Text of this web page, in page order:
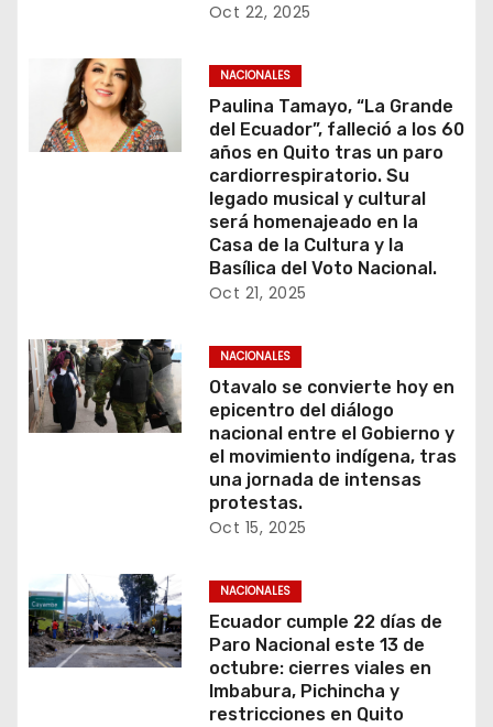
Oct 22, 2025
NACIONALES
Paulina Tamayo, “La Grande
del Ecuador”, falleció a los 60
años en Quito tras un paro
cardiorrespiratorio. Su
legado musical y cultural
será homenajeado en la
Casa de la Cultura y la
Basílica del Voto Nacional.
Oct 21, 2025
NACIONALES
Otavalo se convierte hoy en
epicentro del diálogo
nacional entre el Gobierno y
el movimiento indígena, tras
una jornada de intensas
protestas.
Oct 15, 2025
NACIONALES
Ecuador cumple 22 días de
Paro Nacional este 13 de
octubre: cierres viales en
Imbabura, Pichincha y
restricciones en Quito